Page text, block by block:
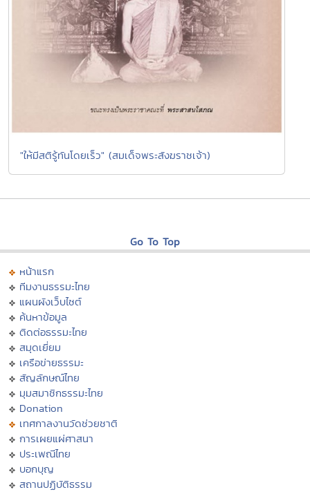
"ให้มีสติรู้ทันโดยเร็ว" (สมเด็จพระสังฆราชเจ้า)
Go To Top
หน้าแรก
ทีมงานธรรมะไทย
แผนผังเว็บไซต์
ค้นหาข้อมูล
ติดต่อธรรมะไทย
สมุดเยี่ยม
เครือข่ายธรรมะ
สัญลักษณ์ไทย
มุมสมาชิกธรรมะไทย
Donation
เทศกาลงานวัดช่วยชาติ
การเผยแผ่ศาสนา
ประเพณีไทย
บอกบุญ
สถานปฏิบัติธรรม